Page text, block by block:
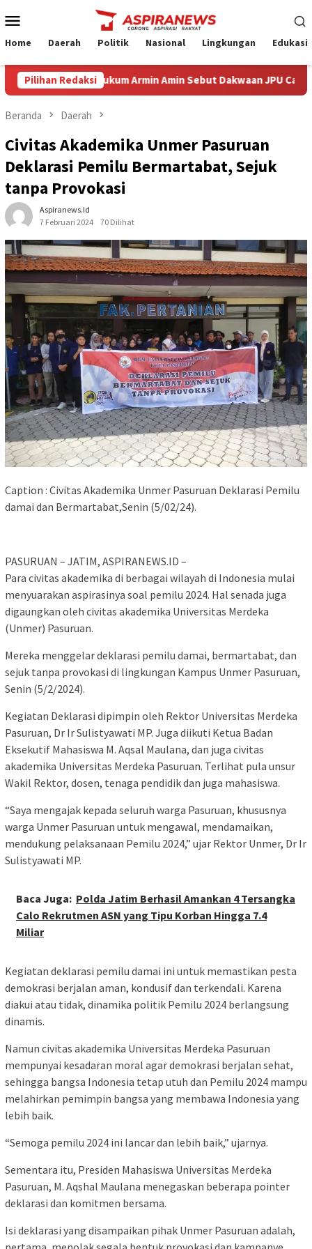
ke
Mobile
Home Daerah Politik Nasional Lingkungan Edukasi
Pilihan Redaksi
Kuasa Hukum Armin Amin Sebut Dakwaan JPU Cacat
Beranda Daerah
Civitas Akademika Unmer Pasuruan
Deklarasi Pemilu Bermartabat, Sejuk
tanpa Provokasi
Aspiranews.id
7 Februari 2024
70 Dilihat
Caption : Civitas Akademika Unmer Pasuruan Deklarasi Pemilu
damai dan Bermartabat,Senin (5/02/24).
PASURUAN – JATIM, ASPIRANEWS.ID –
Para civitas akademika di berbagai wilayah di Indonesia mulai
menyuarakan aspirasinya soal pemilu 2024. Hal senada juga
digaungkan oleh civitas akademika Universitas Merdeka
(Unmer) Pasuruan.
Mereka menggelar deklarasi pemilu damai, bermartabat, dan
sejuk tanpa provokasi di lingkungan Kampus Unmer Pasuruan,
Senin (5/2/2024).
Kegiatan Deklarasi dipimpin oleh Rektor Universitas Merdeka
Pasuruan, Dr Ir Sulistyawati MP. Juga diikuti Ketua Badan
Eksekutif Mahasiswa M. Aqsal Maulana, dan juga civitas
akademika Universitas Merdeka Pasuruan. Terlihat pula unsur
Wakil Rektor, dosen, tenaga pendidik dan juga mahasiswa.
“Saya mengajak kepada seluruh warga Pasuruan, khususnya
warga Unmer Pasuruan untuk mengawal, mendamaikan,
mendukung pelaksanaan Pemilu 2024,” ujar Rektor Unmer, Dr Ir
Sulistyawati MP.
Baca Juga: Polda Jatim Berhasil Amankan 4 Tersangka
Calo Rekrutmen ASN yang Tipu Korban Hingga 7.4
Miliar
Kegiatan deklarasi pemilu damai ini untuk memastikan pesta
demokrasi berjalan aman, kondusif dan terkendali. Karena
diakui atau tidak, dinamika politik Pemilu 2024 berlangsung
dinamis.
Namun civitas akademika Universitas Merdeka Pasuruan
mempunyai kesadaran moral agar demokrasi berjalan sehat,
sehingga bangsa Indonesia tetap utuh dan Pemilu 2024 mampu
melahirkan pemimpin bangsa yang membawa Indonesia yang
lebih baik.
“Semoga pemilu 2024 ini lancar dan lebih baik,” ujarnya.
Sementara itu, Presiden Mahasiswa Universitas Merdeka
Pasuruan, M. Aqshal Maulana menegaskan beberapa pointer
deklarasi dan komitmen bersama.
Isi deklarasi yang disampaikan pihak Unmer Pasuruan adalah,